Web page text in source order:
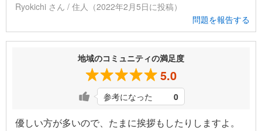
Ryokichi さん / 住人（2022年2月5日に投稿）
問題を報告する
地域のコミュニティの満足度
5.0
参考になった 0
優しい方が多いので、たまに挨拶もしたりしますよ。